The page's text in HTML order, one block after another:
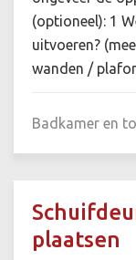
(optioneel): 1
uitvoeren?
wanden /
Badkamer en
plaatsen